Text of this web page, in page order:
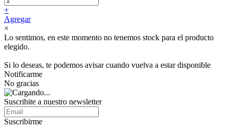
+
Agregar
×
Lo sentimos, en este momento no tenemos stock para el producto
elegido.
Si lo deseas, te podemos avisar cuando vuelva a estar disponible
Notificarme
No gracias
Suscribite a nuestro newsletter
Suscribirme